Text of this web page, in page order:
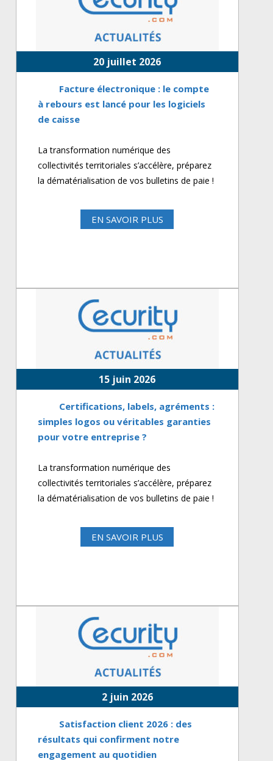
20 juillet 2026
Facture électronique : le compte
à rebours est lancé pour les logiciels
de caisse
La transformation numérique des
collectivités territoriales s’accélère, préparez
la dématérialisation de vos bulletins de paie !
EN SAVOIR PLUS
15 juin 2026
Certifications, labels, agréments :
simples logos ou véritables garanties
pour votre entreprise ?
La transformation numérique des
collectivités territoriales s’accélère, préparez
la dématérialisation de vos bulletins de paie !
EN SAVOIR PLUS
2 juin 2026
Satisfaction client 2026 : des
résultats qui confirment notre
engagement au quotidien